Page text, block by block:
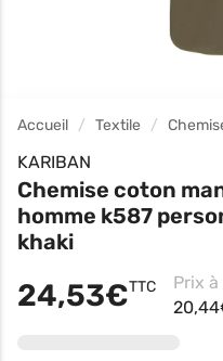
Accueil Textile
KARIBAN
Chemise coton
homme k587
khaki
24,53€TTC